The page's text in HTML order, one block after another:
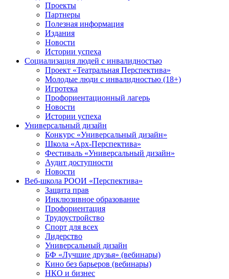
Проекты
Партнеры
Полезная информация
Издания
Новости
Истории успеха
Социализация людей с инвалидностью
Проект «Театральная Перспектива»
Молодые люди с инвалидностью (18+)
Игротека
Профориентационный лагерь
Новости
Истории успеха
Универсальный дизайн
Конкурс «Универсальный дизайн»
Школа «Арх-Перспектива»
Фестиваль «Универсальный дизайн»
Аудит доступности
Новости
Веб-школа РООИ «Перспектива»
Защита прав
Инклюзивное образование
Профориентация
Трудоустройство
Спорт для всех
Лидерство
Универсальный дизайн
БФ «Лучшие друзья» (вебинары)
Кино без барьеров (вебинары)
НКО и бизнес